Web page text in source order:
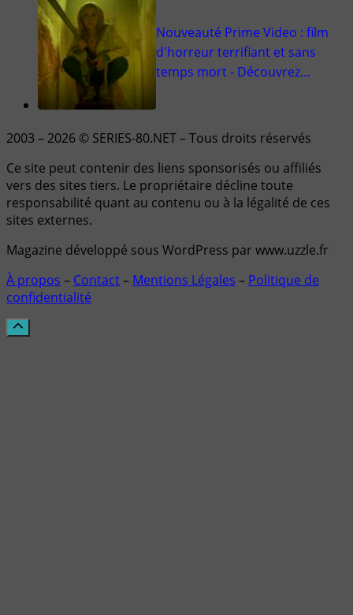
Nouveauté Prime Video : film
d'horreur terrifiant et sans
temps mort - Découvrez…
2003 – 2026 © SERIES-80.NET – Tous droits réservés
Ce site peut contenir des liens sponsorisés ou affiliés
vers des sites tiers. Le propriétaire décline toute
responsabilité quant au contenu ou à la légalité de ces
sites externes.
Magazine développé sous WordPress par www.uzzle.fr
À propos – Contact– Mentions Légales – Politique de
confidentialité